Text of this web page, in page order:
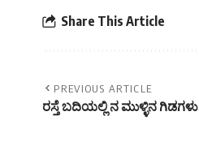
Share This Article
PREVIOUS ARTICLE
ರಸ್ತೆ ಬದಿಯಲ್ಲಿ ನ ಮುಳ್ಳಿನ ಗಿಡಗಳು